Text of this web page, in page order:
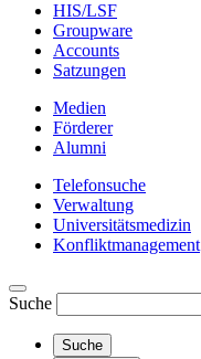
HIS/LSF
Groupware
Accounts
Satzungen
Medien
Förderer
Alumni
Telefonsuche
Verwaltung
Universitätsmedizin
Konfliktmanagement
Suche
Suche